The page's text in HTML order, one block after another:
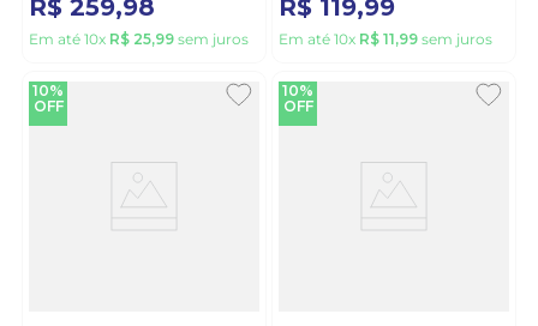
R$ 259,98
Em até 10x R$ 25,99 sem juros
R$ 119,99
Em até 10x R$ 11,99 sem juros
10%
OFF
10%
OFF